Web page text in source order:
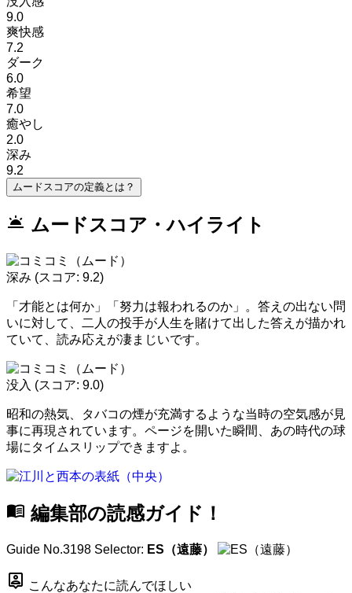
9.0
爽快感
7.2
ダーク
6.0
希望
7.0
癒やし
2.0
深み
9.2
ムードスコアの定義とは？
wb_twilight ムードスコア・ハイライト
深み (スコア: 9.2)
「才能とは何か」「努力は報われるのか」。答えの出ない問
いに対して、二人の投手が人生を賭けて出した答えが描かれ
ていて、読み応えが凄まじいです。
没入 (スコア: 9.0)
昭和の熱気、タバコの煙が充満するような当時の空気感が見
事に再現されています。ページを開いた瞬間、あの時代の球
場にタイムスリップできますよ。
menu_book 編集部の読感ガイド！
Guide No.3198 Selector: ES（遠藤）
person_pin こんなあなたに読んでほしい